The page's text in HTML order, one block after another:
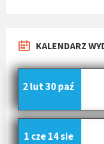
KALENDARZ
2 lut30 paź
1 cze 14 sie